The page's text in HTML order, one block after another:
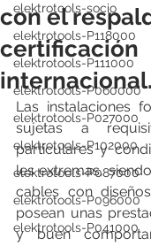
elektrotools-socio
elektrotools-P118000
elektrotools-P111000
elektrotools-P060000
elektrotools-P027000
elektrotools-P102000
elektrotools-P087000
elektrotools-P096000
elektrotools-P041000
con el
certificación
internacional.
Las instalaciones
sujetas a
particulares y
les extremas,
cables con
posean unas
y buen